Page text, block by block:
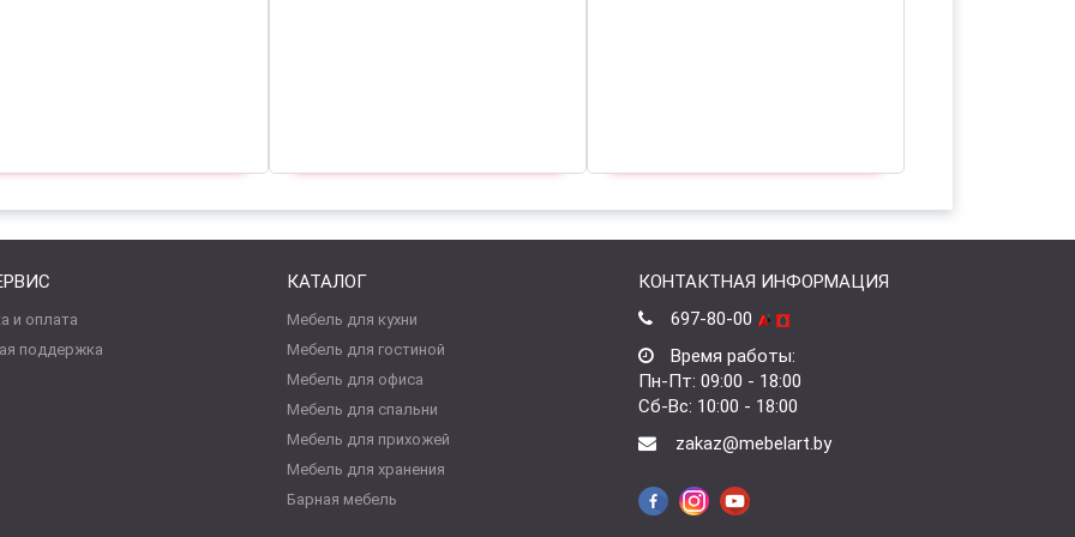
и оплата
поддержка
КАТАЛОГ
Мебель для кухни
Мебель для гостиной
Мебель для офиса
Мебель для спальни
Мебель для прихожей
Мебель для хранения
Барная мебель
КОНТАКТНАЯ ИНФОРМАЦИЯ
697-80-00
Время работы:
Пн-Пт: 09:00 - 18:00
Сб-Вс: 10:00 - 18:00
zakaz@mebelart.by